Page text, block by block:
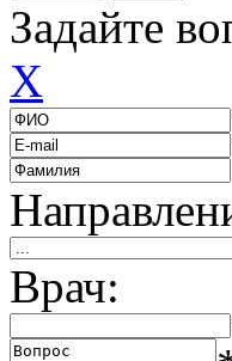
Задайте
X
Врач: